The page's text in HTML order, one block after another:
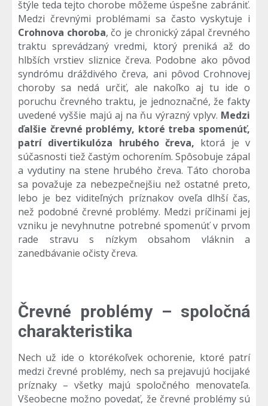
štýle teda tejto chorobe môžeme úspešne zabrániť.
Medzi črevnými problémami sa často vyskytuje i
Crohnova choroba, čo je chronický zápal črevného
traktu sprevádzaný vredmi, ktorý preniká až do
hlbších vrstiev sliznice čreva. Podobne ako pôvod
syndrómu dráždivého čreva, ani pôvod Crohnovej
choroby sa nedá určiť, ale nakoľko aj tu ide o
poruchu črevného traktu, je jednoznačné, že fakty
uvedené vyššie majú aj na ňu výrazný vplyv. Medzi
ďalšie črevné problémy, ktoré treba spomenúť,
patrí divertikulóza hrubého čreva, ktorá je v
súčasnosti tiež častým ochorením. Spôsobuje zápal
a vydutiny na stene hrubého čreva. Táto choroba
sa považuje za nebezpečnejšiu než ostatné preto,
lebo je bez viditeľných príznakov oveľa dlhší čas,
než podobné črevné problémy. Medzi príčinami jej
vzniku je nevyhnutne potrebné spomenúť v prvom
rade stravu s nízkym obsahom vláknin a
zanedbávanie očisty čreva.
Črevné problémy – spoločná
charakteristika
Nech už ide o ktorékoľvek ochorenie, ktoré patrí
medzi črevné problémy, nech sa prejavujú hocijaké
príznaky – všetky majú spoločného menovateľa.
Všeobecne možno povedať, že črevné problémy sú